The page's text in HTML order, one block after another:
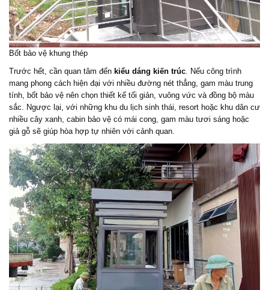
Bốt bảo vệ khung thép
Trước hết, cần quan tâm đến kiểu dáng kiến trúc . Nếu công trình
mang phong cách hiện đại với nhiều đường nét thẳng, gam màu trung
tính, bốt bảo vệ nên chọn thiết kế tối giản, vuông vức và đồng bộ màu
sắc. Ngược lại, với những khu du lịch sinh thái, resort hoặc khu dân cư
nhiều cây xanh, cabin bảo vệ có mái cong, gam màu tươi sáng hoặc
giả gỗ sẽ giúp hòa hợp tự nhiên với cảnh quan.